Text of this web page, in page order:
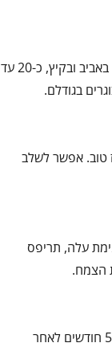
כן, עלי צלוסיה משובלת אכילים וניתן לקטוף אותם באביב ובקיץ, כ-20 עד
טוב. אפשר לשלב
עלה, תריפס
הצמח.
צלוסיה משובלת פורחת באביב, קיץ וסתיו, כ-2 עד 5 חודשים לאחר